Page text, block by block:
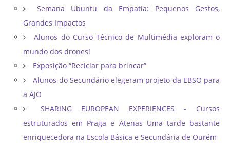
Semana Ubuntu da Empatia: Pequenos Gestos,
Grandes Impactos
Alunos do Curso Técnico de Multimédia exploram o
mundo dos drones!
Exposição “Reciclar para brincar”
Alunos do Secundário elegeram projeto da EBSO para
a AJO
SHARING EUROPEAN EXPERIENCES - Cursos
estruturados em Praga e Atenas Uma tarde bastante
enriquecedora na Escola Básica e Secundária de Ourém